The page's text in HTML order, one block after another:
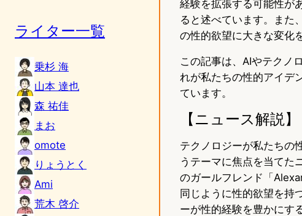
ライター一覧
乗杉 海
山本 達也
森 祐佳
まお
omote
りょうとく
Ami
荒木 啓介
経験を拡張する可能性が
ると述べています。また
の性的欲望に大きな変化
この記事は、AIやテクノ
れが私たちの性的アイデ
ています。
【ニュース解説】
テクノロジーが私たちの
うテーマに焦点を当てた
のガールフレンド「
同じように性的欲望を持
ーが性的経験を豊かにす